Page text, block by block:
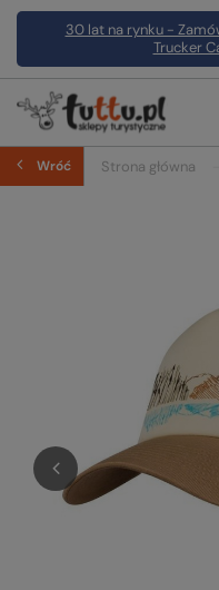
30 lat na rynku -
Trucker
Wróć Strona główna